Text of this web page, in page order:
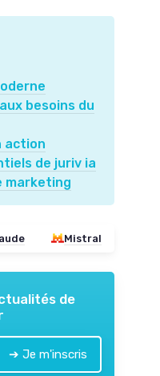
besoins du
action
de juriv ia
marketing
Mistral
de
➔ Je m'inscris